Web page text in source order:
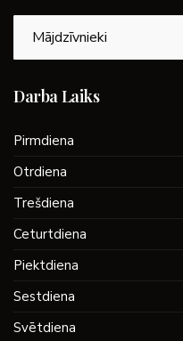
Darba Laiks
Pirmdiena
Otrdiena
Trešdiena
Ceturtdiena
Piektdiena
Sestdiena
Svētdiena